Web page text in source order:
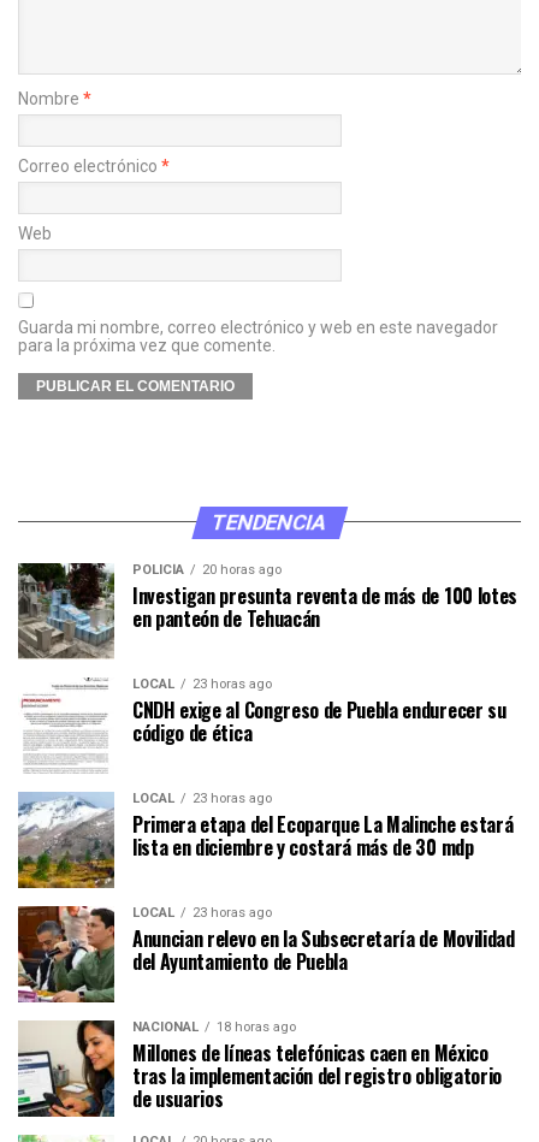
Nombre *
Correo electrónico *
Web
Guarda mi nombre, correo electrónico y web en este navegador
para la próxima vez que comente.
TENDENCIA
POLICÍA 20 horas ago
Investigan presunta reventa de más de 100 lotes
en panteón de Tehuacán
LOCAL 23 horas ago
CNDH exige al Congreso de Puebla endurecer su
código de ética
LOCAL 23 horas ago
Primera etapa del Ecoparque La Malinche estará
lista en diciembre y costará más de 30 mdp
LOCAL 23 horas ago
Anuncian relevo en la Subsecretaría de Movilidad
del Ayuntamiento de Puebla
NACIONAL 18 horas ago
Millones de líneas telefónicas caen en México
tras la implementación del registro obligatorio
de usuarios